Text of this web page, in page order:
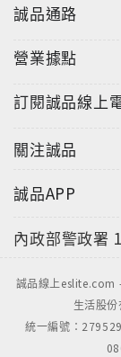
也錄製了許
們聽過的中
效果，不用
這次香港
張專輯的版
收錄其中五
音響迷，當
一聞昔日錄
印象中至少
誠品通路
營業據點
訂閱誠品線上
關注誠品
誠品APP
內政部警政署
誠品線上eslite.com
生活股
統一編號：